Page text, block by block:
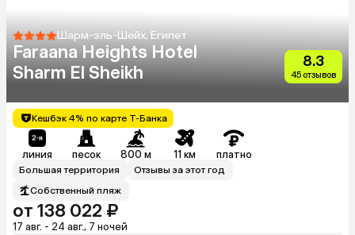
Шарм-эль-Шейх, Египет
Faraana Heights Hotel
Sharm El Sheikh
8.3
45 отзывов
Кешбэк 4% по карте Т-Банка
линия песок 800 м 11 км платно
Большая территория
Отзывы за этот год
Собственный пляж
от 138 022 ₽
17 авг. - 24 авг., 7 ночей